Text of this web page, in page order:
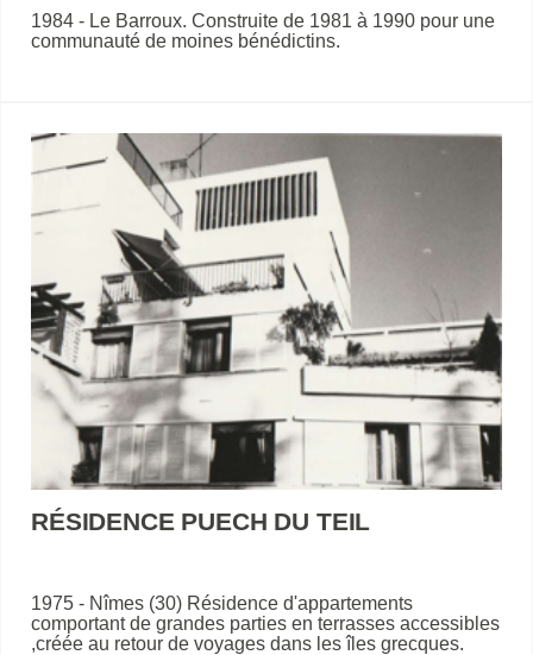
1984 - Le Barroux. Construite de 1981 à 1990 pour une
communauté de moines bénédictins.
RÉSIDENCE PUECH DU TEIL
1975 - Nîmes (30) Résidence d'appartements
comportant de grandes parties en terrasses accessibles
,créée au retour de voyages dans les îles grecques.